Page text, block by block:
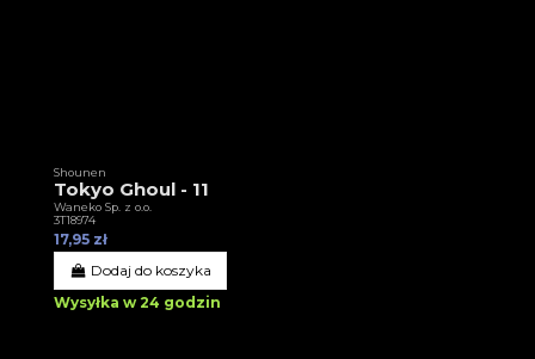
Shounen
Tokyo Ghoul - 11
Waneko Sp. z o.o.
3T18974
17,95 zł
Dodaj do koszyka
Wysyłka w 24 godzin